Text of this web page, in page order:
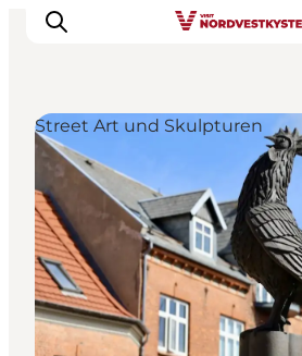
Urlaubsorte
Inspiration
Events
Unterkunft
Mach deine
Street Art und Skulpturen